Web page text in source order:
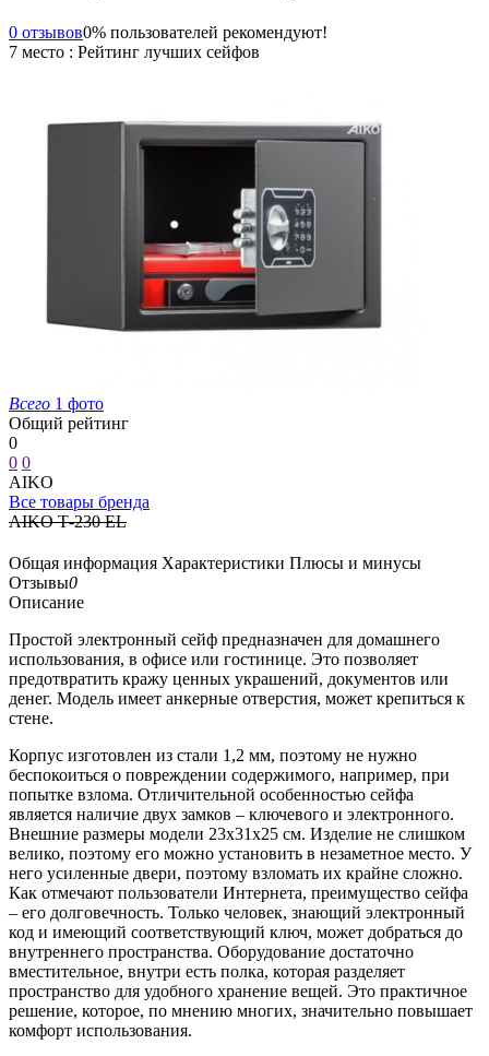
0 отзывов0% пользователей рекомендуют!
7 место : Рейтинг лучших сейфов
Всего 1 фото
Общий рейтинг
0
0 0
AIKO
Все товары бренда
AIKO Т-230 EL
Общая информация Характеристики Плюсы и минусы
Отзывы0
Описание
Простой электронный сейф предназначен для домашнего
использования, в офисе или гостинице. Это позволяет
предотвратить кражу ценных украшений, документов или
денег. Модель имеет анкерные отверстия, может крепиться к
стене.
Корпус изготовлен из стали 1,2 мм, поэтому не нужно
беспокоиться о повреждении содержимого, например, при
попытке взлома. Отличительной особенностью сейфа
является наличие двух замков – ключевого и электронного.
Внешние размеры модели 23x31x25 см. Изделие не слишком
велико, поэтому его можно установить в незаметное место. У
него усиленные двери, поэтому взломать их крайне сложно.
Как отмечают пользователи Интернета, преимущество сейфа
– его долговечность. Только человек, знающий электронный
код и имеющий соответствующий ключ, может добраться до
внутреннего пространства. Оборудование достаточно
вместительное, внутри есть полка, которая разделяет
пространство для удобного хранение вещей. Это практичное
решение, которое, по мнению многих, значительно повышает
комфорт использования.